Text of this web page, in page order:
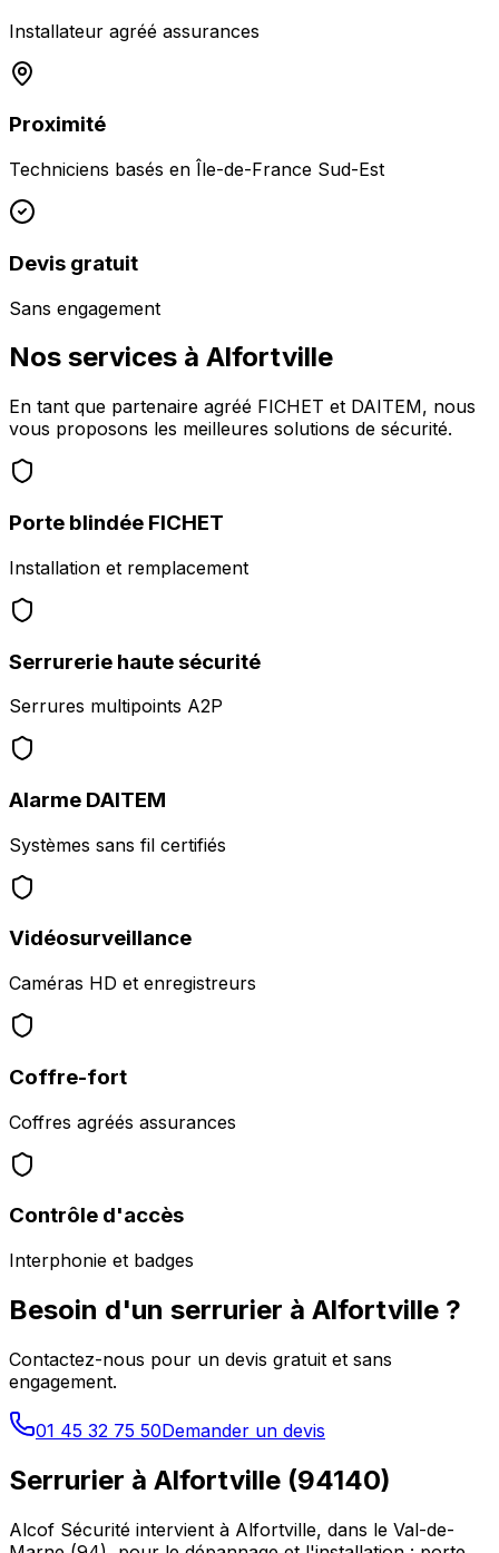
Installateur agréé assurances
Proximité
Techniciens basés en Île-de-France Sud-Est
Devis gratuit
Sans engagement
Nos services à Alfortville
En tant que partenaire agréé FICHET et DAITEM, nous
vous proposons les meilleures solutions de sécurité.
Porte blindée FICHET
Installation et remplacement
Serrurerie haute sécurité
Serrures multipoints A2P
Alarme DAITEM
Systèmes sans fil certifiés
Vidéosurveillance
Caméras HD et enregistreurs
Coffre-fort
Coffres agréés assurances
Contrôle d'accès
Interphonie et badges
Besoin d'un serrurier à Alfortville ?
Contactez-nous pour un devis gratuit et sans
engagement.
01 45 32 75 50Demander un devis
Serrurier à Alfortville (94140)
Alcof Sécurité intervient à Alfortville, dans le Val-de-